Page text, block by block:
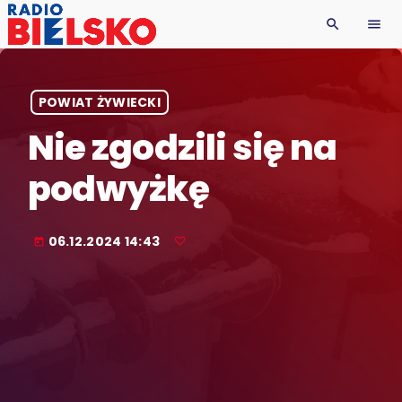
search menu
POWIAT ŻYWIECKI
Nie zgodzili się na
podwyżkę
today 06.12.2024 14:43